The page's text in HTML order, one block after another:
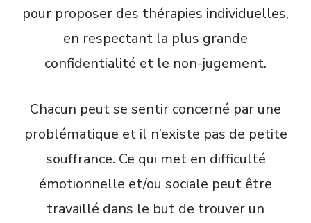
pour proposer des thérapies individuelles,
en respectant la plus grande
confidentialité et le non-jugement.
Chacun peut se sentir concerné par une
problématique et il n’existe pas de petite
souffrance. Ce qui met en difficulté
émotionnelle et/ou sociale peut être
travaillé dans le but de trouver un